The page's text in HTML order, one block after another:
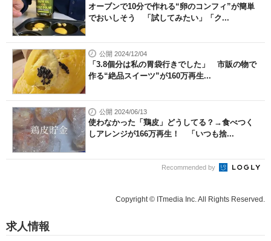
オーブンで10分で作れる“卵のコンフィ”が簡単
でおいしそう 「試してみたい」「ク...
公開 2024/12/04
「3.8個分は私の胃袋行きでした」 市販の物で
作る“絶品スイーツ”が160万再生...
公開 2024/06/13
使わなかった「鶏皮」どうしてる？→食べつく
しアレンジが166万再生！ 「いつも捨...
Recommended by
Copyright © ITmedia Inc. All Rights Reserved.
求人情報